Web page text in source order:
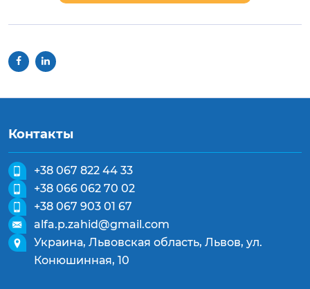
Контакты
+38 067 822 44 33
+38 066 062 70 02
+38 067 903 01 67
alfa.p.zahid@gmail.com
Украина, Львовская область, Львов, ул.
Конюшинная, 10